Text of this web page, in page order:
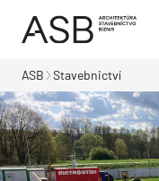
ASB Stavebnictví